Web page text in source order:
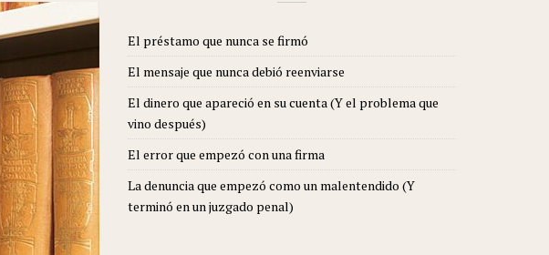
El préstamo que nunca se firmó
El mensaje que nunca debió reenviarse
El dinero que apareció en su cuenta (Y el problema que
vino después)
El error que empezó con una firma
La denuncia que empezó como un malentendido (Y
terminó en un juzgado penal)